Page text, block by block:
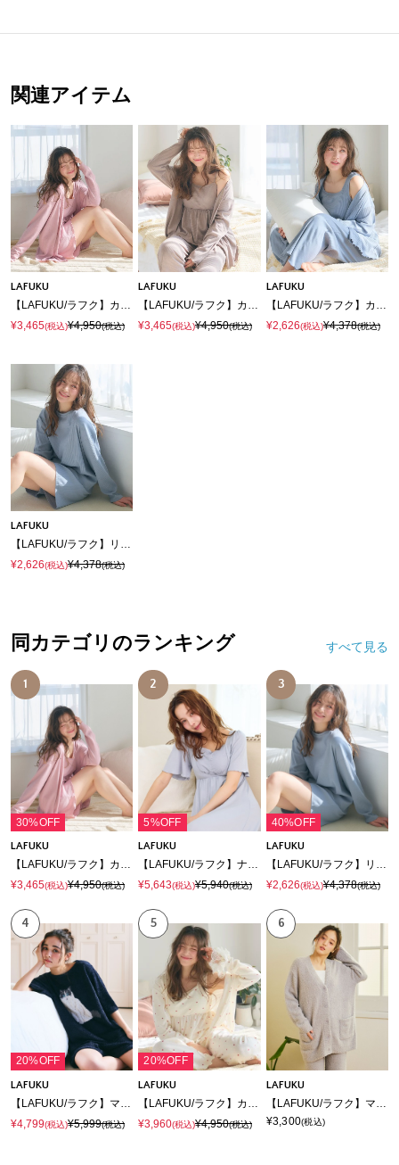
関連アイテム
LAFUKU
【LAFUKU/ラフク】カップ付きワッフルショートパンツ3点SET/ルームウェア
¥3,465(税込)¥4,950(税込)
LAFUKU
【LAFUKU/ラフク】カップ付きワッフルキャミソール&フレアパンツルームウェア3点SET
¥3,465(税込)¥4,950(税込)
LAFUKU
【LAFUKU/ラフク】カップ付きタンクトップルームウェア3点SET
¥2,626(税込)¥4,378(税込)
LAFUKU
【LAFUKU/ラフク】リブテレコルームウェア3点セット（ロング丈＆ショート丈パンツ）
¥2,626(税込)¥4,378(税込)
同カテゴリのランキング すべて見る
1
30%OFF
LAFUKU
【LAFUKU/ラフク】カップ付きワッフルショートパンツ3点SET/ルームウェア
¥3,465(税込)¥4,950(税込)
2
5%OFF
LAFUKU
【LAFUKU/ラフク】ナイトブラ付きルームウェア/ワンピース/ネグリジェ
¥5,643(税込)¥5,940(税込)
3
40%OFF
LAFUKU
【LAFUKU/ラフク】リブテレコルームウェア3点セット（ロング丈＆ショート丈パンツ）
¥2,626(税込)¥4,378(税込)
4
20%OFF
LAFUKU
【LAFUKU/ラフク】マシュマロタッチアニマルジャガード半袖プルオーバー&ショートパンツSET（ルームウェア/パジャマ）
¥4,799(税込)¥5,999(税込)
5
20%OFF
LAFUKU
【LAFUKU/ラフク】カップ付きワッフルルームウェア3点SET◆新色・サイズ追加◆
¥3,960(税込)¥4,950(税込)
6
LAFUKU
【LAFUKU/ラフク】マシュマロニットもちふわネップニットＶネックカーディガン/ルームウェア（上下別売り）
¥3,300(税込)